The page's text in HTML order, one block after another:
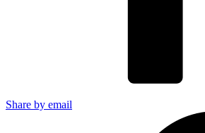
Share by email